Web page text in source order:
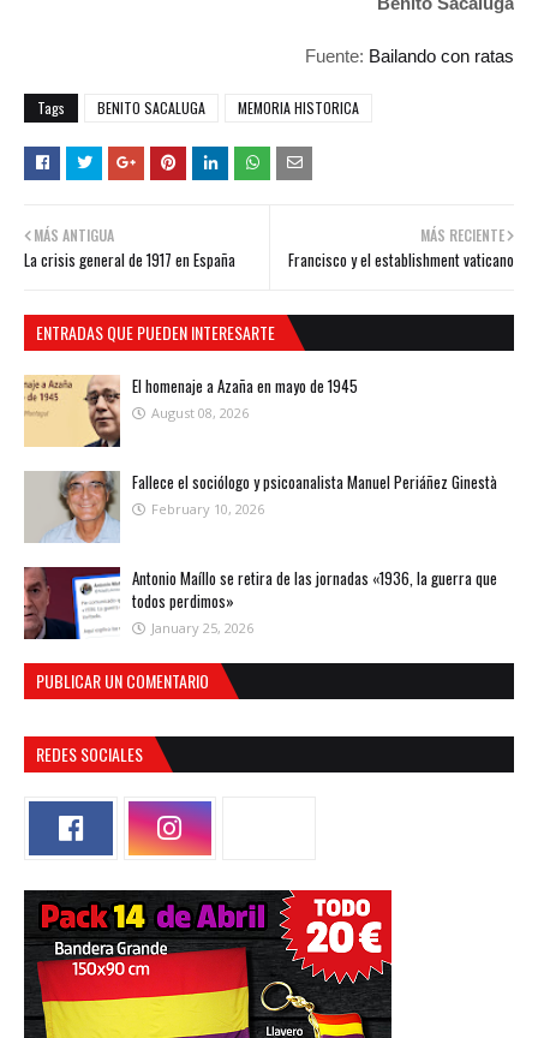
Fuente: Bailando con ratas
Tags BENITO SACALUGA MEMORIA HISTORICA
MÁS RECIENTE
Francisco y el establishment vaticano
MÁS ANTIGUA
La crisis general de 1917 en España
ENTRADAS QUE PUEDEN INTERESARTE
El homenaje a Azaña en mayo de 1945
August 08, 2026
Fallece el sociólogo y psicoanalista Manuel Periáñez Ginestà
February 10, 2026
Antonio Maíllo se retira de las jornadas «1936, la guerra que
todos perdimos»
January 25, 2026
PUBLICAR UN COMENTARIO
REDES SOCIALES